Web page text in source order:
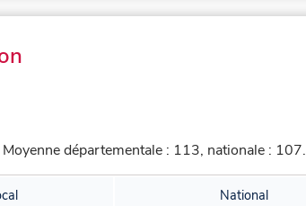
Moyenne départementale : 113, nationale : 107.
National